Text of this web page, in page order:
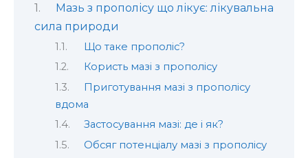
Мазь з прополісу що лікує: лікувальна
сила природи
Що таке прополіс?
Користь мазі з прополісу
Приготування мазі з прополісу
вдома
Застосування мазі: де і як?
Обсяг потенціалу мазі з прополісу